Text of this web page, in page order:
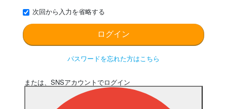
次回から入力を省略する
パスワードを忘れた方はこちら
または、SNSアカウントでログイン